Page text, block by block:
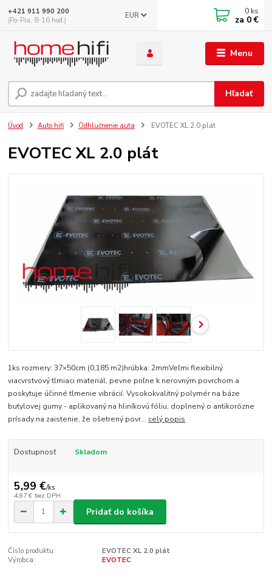
Menu
EUR
Hľadať
+421 911 990 200
(Po-Pia, 8-16 hod.)
0 ks
za 0 €
Úvod Auto hifi Odhlučnenie auta EVOTEC XL 2.0 plát
EVOTEC XL 2.0 plát
1ks rozmery: 37×50cm (0,185 m2)hrúbka: 2mmVeľmi flexibilný
viacvrstvový tlmiaci materiál, pevne priľne k nerovným povrchom a
poskytuje účinné tlmenie vibrácií. Vysokokvalitný polymér na báze
butylovej gumy - aplikovaný na hliníkovú fóliu, doplnený o antikorózne
prísady na zaistenie, že ošetrený povr... celý popis
Dostupnosť Skladom
5,99 €/ks
4,87 € bez DPH
Pridať do košíka
Číslo produktu:
EVOTEC XL 2.0 plát
Výrobca:
EVOTEC